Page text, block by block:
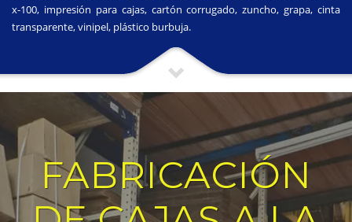
x-100, impresión para cajas, cartón corrugado, zuncho, grapa, cinta
transparente, vinipel, plástico burbuja.
FABRICACIÓN